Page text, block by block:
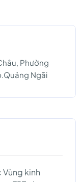
Phường
Ngãi
kinh